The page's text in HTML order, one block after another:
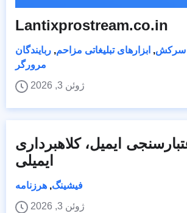
Lantixprostream.co.in
سرکش, ابزارهای تبلیغاتی مزاحم, ربایندگان
مرورگر
ژوئن 3, 2026
ایمیل، کلاهبرداری
ایمیلی
فیشینگ, هرزنامه
ژوئن 3, 2026